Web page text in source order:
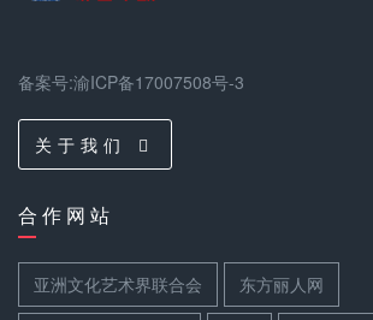
备案号:渝ICP备17007508号-3
关 于 我 们
合 作 网 站
亚洲文化艺术界联合会 东方丽人网